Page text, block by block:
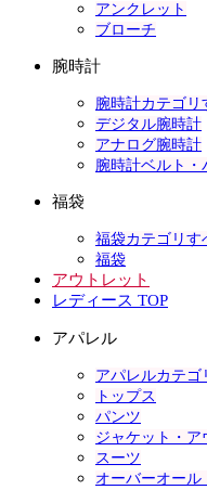
アンクレット
ブローチ
腕時計
腕時計カテゴリ
デジタル腕時計
アナログ腕時計
腕時計ベルト・
福袋
福袋カテゴリす
福袋
アウトレット
レディース TOP
アパレル
アパレルカテゴ
トップス
パンツ
ジャケット・ア
スーツ
オーバーオール